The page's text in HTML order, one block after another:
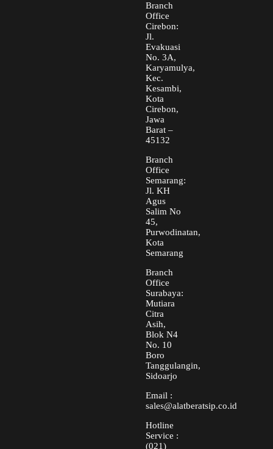
Branch
Office
Cirebon:
Jl.
Evakuasi
No. 3A,
Karyamulya,
Kec.
Kesambi,
Kota
Cirebon,
Jawa
Barat –
45132
Branch
Office
Semarang:
Jl. KH
Agus
Salim No
45,
Purwodinatan,
Kota
Semarang
Branch
Office
Surabaya:
Mutiara
Citra
Asih,
Blok N4
No. 10
Boro
Tanggulangin,
Sidoarjo
Email :
sales@alatberatsip.co.id
Hotline
Service :
(021)